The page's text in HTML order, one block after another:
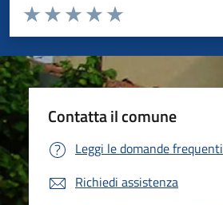
Valuta da 1 a 5 stelle la pagina
Valuta 5 stelle su 5
Valuta 4 stelle su 5
Valuta 3 stelle su 5
Valuta 2 stelle su 5
Valuta 1 stelle su 5
Contatta il comune
Leggi le domande frequenti
Richiedi assistenza